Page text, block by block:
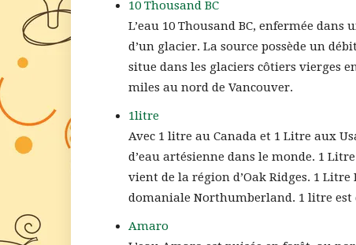
10 Thousand BC
L’eau 10 Thousand BC, enfermée
d’un glacier. La source possède un
situe dans les glaciers côtiers vierges
miles au nord de Vancouver.
1litre
Avec 1 litre au Canada et 1 Litre aux
d’eau artésienne dans le monde. 1
vient de la région d’Oak Ridges. 1
domaniale Northumberland. 1 litre est
Amaro